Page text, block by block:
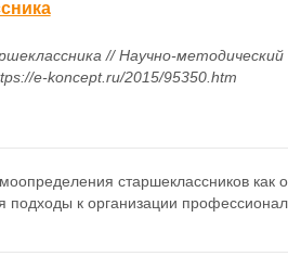
// Научно-методический
e-koncept.ru/2015/95350.htm
старшеклассников как
к организации